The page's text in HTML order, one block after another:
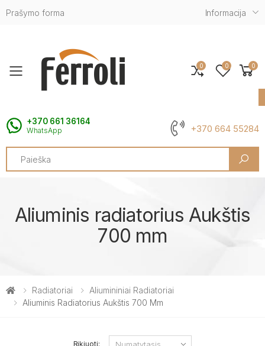
Prašymo forma Informacija
Toggle mobile menu
+370 661 36164
WhatsApp +370 664 55284
Search
0 0 0
Aliuminis radiatorius Aukštis
700 mm
Radiatoriai
Aliumininiai Radiatoriai
Aliuminis Radiatorius Aukštis 700 Mm
Rikiuoti: